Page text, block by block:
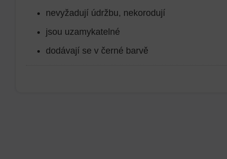
nevyžadují údržbu, nekorodují
jsou uzamykatelné
dodávají se v černé barvě